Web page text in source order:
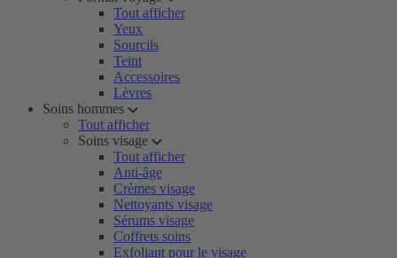
Tout afficher
Yeux
Sourcils
Teint
Accessoires
Lèvres
Soins hommes
Tout afficher
Soins visage
Tout afficher
Anti-âge
Crèmes visage
Nettoyants visage
Sérums visage
Coffrets soins
Exfoliant pour le visage